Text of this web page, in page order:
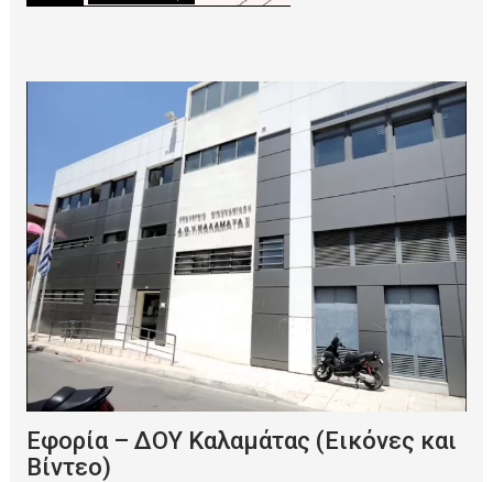
Εφορία – ΔΟΥ Καλαμάτας (Εικόνες και
Βίντεο)